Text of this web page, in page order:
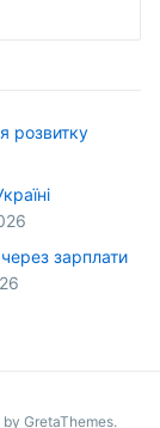
розвитку
зарплати
by GretaThemes.